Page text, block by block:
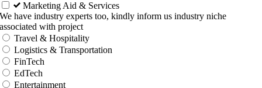
Marketing Aid & Services
We have industry experts too, kindly inform us industry niche
associated with project
Travel & Hospitality
Logistics & Transportation
FinTech
EdTech
Entertainment